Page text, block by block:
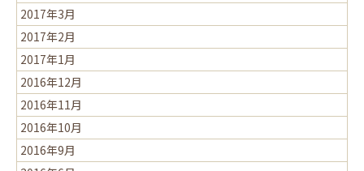
2017年3月
2017年2月
2017年1月
2016年12月
2016年11月
2016年10月
2016年9月